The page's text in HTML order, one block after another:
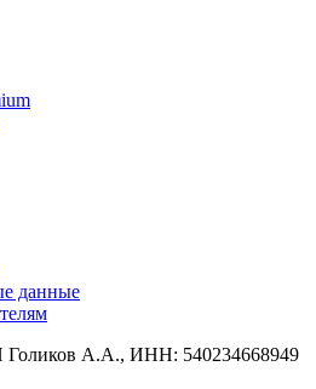
данные
А.А., ИНН: 540234668949